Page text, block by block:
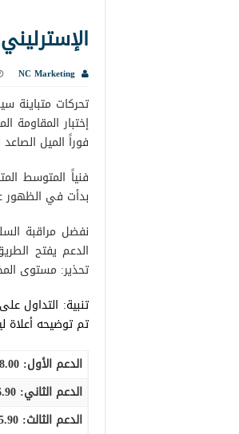
الإسترليني
NC Marketing
تحركات متباينة
فوراً الميل الصاعد
بدأت في
تحذير: مستوى
تنبية: التداول
تم توضيحه أعلاة
الدعم الأول:
الدعم الثاني:
الدعم الثالث: